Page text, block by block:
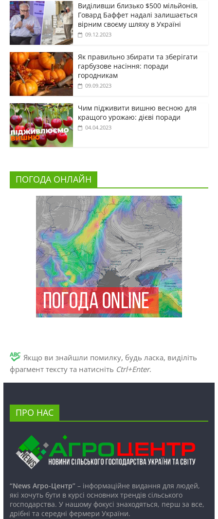
Виділивши близько $500 мільйонів,
Говард Баффет надалі залишається
вірним своєму шляху в Україні
09.12.2023
Як правильно збирати та зберігати
гарбузове насіння: поради
городникам
09.09.2023
Чим підживити вишню весною для
кращого урожаю: дієві поради
04.04.2023
ПОГОДА ОНЛАЙН
Якщо ви знайшли помилку, будь ласка, виділіть
фрагмент тексту та натисніть Ctrl+Enter.
ПРО НАС
“News Агро-Центр”– інформаційне видання для людей,
які хочуть бути в курсі основних трендів сільського
господарства. У нашому фокусі знаходяться, перш за все,
дрібні та середні фермери України.